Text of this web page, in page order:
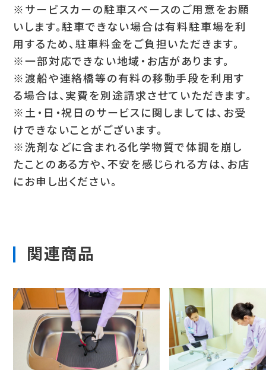
※サービスカーの駐車スペースのご用意をお願
いします。駐車できない場合は有料駐車場を利
用するため、駐車料金をご負担いただきます。
※一部対応できない地域・お店があります。
※渡船や連絡橋等の有料の移動手段を利用す
る場合は、実費を別途請求させていただきます。
※土・日・祝日のサービスに関しましては、お受
けできないことがございます。
※洗剤などに含まれる化学物質で体調を崩し
たことのある方や、不安を感じられる方は、お店
にお申し出ください。
関連商品